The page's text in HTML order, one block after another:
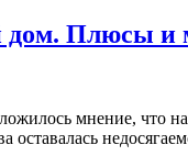
Плюсы и
мнение, что
оставалась